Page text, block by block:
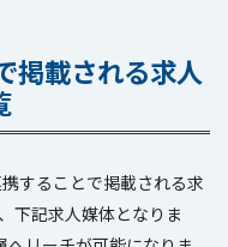
掲載される求人
することで掲載される求
下記求人媒体となりま